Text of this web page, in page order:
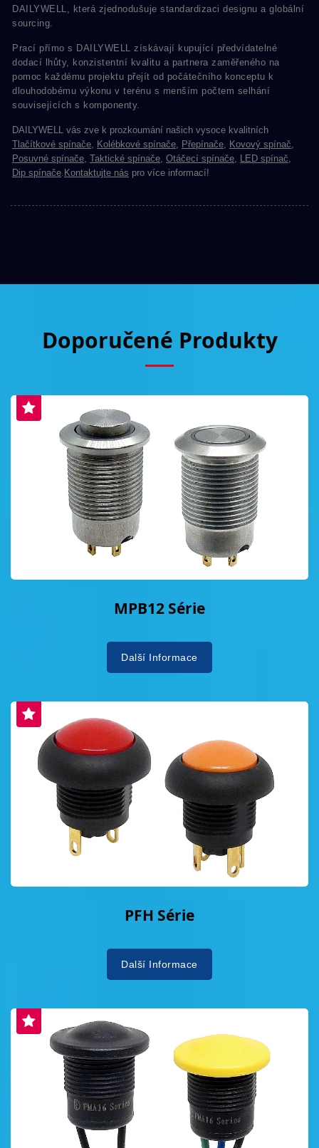
DAILYWELL, která zjednodušuje standardizaci designu a globální
sourcing.
Prací přímo s DAILYWELL získávají kupující předvídatelné
dodací lhůty, konzistentní kvalitu a partnera zaměřeného na
pomoc každému projektu přejít od počátečního konceptu k
dlouhodobému výkonu v terénu s menším počtem selhání
souvisejících s komponenty.
DAILYWELL vás zve k prozkoumání našich vysoce kvalitních
Tlačítkové spínače Kolébkové spínače Přepínače Kovový spínač
Posuvné spínače Taktické spínače Otáčecí spínače LED spínač
Dip spínače Kontaktujte nás pro více informací!
Doporučené Produkty
MPB12 Série
Další Informace
PFH Série
Další Informace